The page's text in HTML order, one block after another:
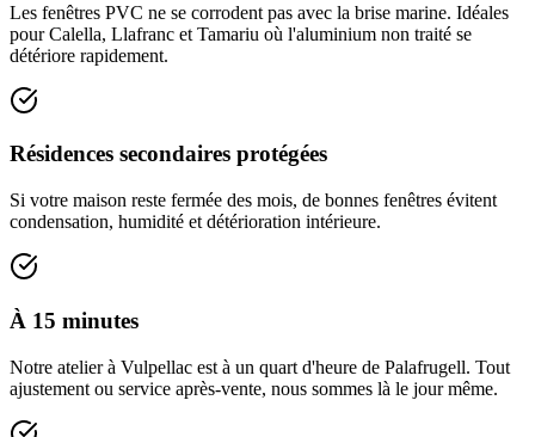
Les fenêtres PVC ne se corrodent pas avec la brise marine. Idéales
pour Calella, Llafranc et Tamariu où l'aluminium non traité se
détériore rapidement.
Résidences secondaires protégées
Si votre maison reste fermée des mois, de bonnes fenêtres évitent
condensation, humidité et détérioration intérieure.
À 15 minutes
Notre atelier à Vulpellac est à un quart d'heure de Palafrugell. Tout
ajustement ou service après-vente, nous sommes là le jour même.